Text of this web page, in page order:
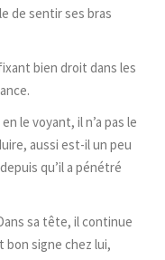
de sentir ses bras
bien droit dans les
le voyant, il n’a pas le
aussi est-il un peu
qu’il a pénétré
sa tête, il continue
bon signe chez lui,